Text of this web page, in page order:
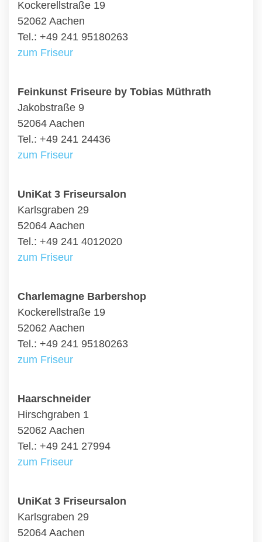
Kockerellstraße 19
52062 Aachen
Tel.: +49 241 95180263
zum Friseur
Feinkunst Friseure by Tobias Müthrath
Jakobstraße 9
52064 Aachen
Tel.: +49 241 24436
zum Friseur
UniKat 3 Friseursalon
Karlsgraben 29
52064 Aachen
Tel.: +49 241 4012020
zum Friseur
Charlemagne Barbershop
Kockerellstraße 19
52062 Aachen
Tel.: +49 241 95180263
zum Friseur
Haarschneider
Hirschgraben 1
52062 Aachen
Tel.: +49 241 27994
zum Friseur
UniKat 3 Friseursalon
Karlsgraben 29
52064 Aachen